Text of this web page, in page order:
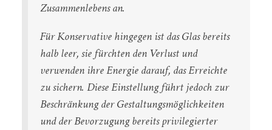
Zusammenlebens an.
Für Konservative hingegen ist das Glas bereits
halb leer, sie fürchten den Verlust und
verwenden ihre Energie darauf, das Erreichte
zu sichern. Diese Einstellung führt jedoch zur
Beschränkung der Gestaltungsmöglichkeiten
und der Bevorzugung bereits privilegierter